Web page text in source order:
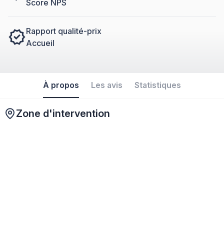
Score NPS
Rapport qualité-prix
Accueil
À propos Les avis Statistiques
Zone d'intervention